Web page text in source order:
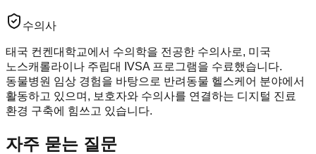
수의사
태국 컨켄대학교에서 수의학을 전공한 수의사로, 미국
노스캐롤라이나 주립대 IVSA 프로그램을 수료했습니다.
동물병원 임상 경험을 바탕으로 반려동물 헬스케어 분야에서
활동하고 있으며, 보호자와 수의사를 연결하는 디지털 진료
환경 구축에 힘쓰고 있습니다.
자주 묻는 질문